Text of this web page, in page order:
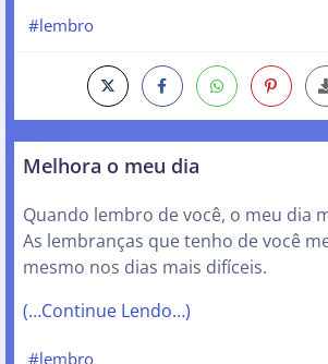
#lembro
Melhora o meu dia
Quando lembro de você, o meu dia
As lembranças que tenho de você
mesmo nos dias mais difíceis.
(…Continue Lendo…)
#lembro